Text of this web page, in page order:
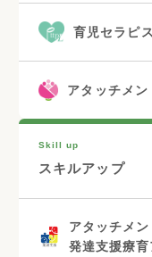
育児セラピ
アタッチメ
Skill up
スキルアップ
アタッチメン
発達支援療